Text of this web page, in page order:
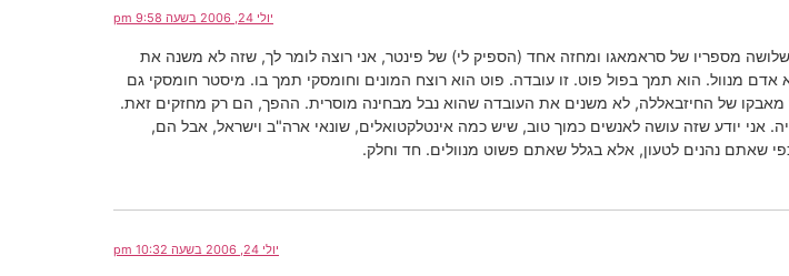
יולי 24, 2006 בשעה 9:58 pm
מספריו של סראמאגו ומחזה אחד (הספיק לי) של פינטר, אני רוצה לומר לך, שזה לא משנה את
מנוול. הוא תמך בפול פוט. זו עובדה. פוט הוא רוצח המונים וחומסקי תמך בו. מיסטר חומסקי גם
של החיזבאללה, לא משנים את העובדה שהוא נבל מבחינה מוסרית. ההפך, הם רק מחזקים זאת.
אני יודע שזה עושה לאנשים כמוך טוב, שיש כמה אינטלקטואלים, שונאי ארה"ב וישראל, אבל הם,
שאתם נהנים לטעון, אלא בגלל שאתם פשוט מנוולים. חד וחלק.
יולי 24, 2006 בשעה 10:32 pm